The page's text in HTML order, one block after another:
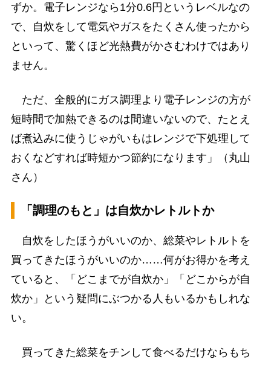
ずか。電子レンジなら1分0.6円というレベルなの
で、自炊をして電気やガスをたくさん使ったから
といって、驚くほど光熱費がかさむわけではあり
ません。
ただ、全般的にガス調理より電子レンジの方が
短時間で加熱できるのは間違いないので、たとえ
ば煮込みに使うじゃがいもはレンジで下処理して
おくなどすれば時短かつ節約になります」（丸山
さん）
「調理のもと」は自炊かレトルトか
自炊をしたほうがいいのか、総菜やレトルトを
買ってきたほうがいいのか……何がお得かを考え
ていると、「どこまでが自炊か」「どこからが自
炊か」という疑問にぶつかる人もいるかもしれな
い。
買ってきた総菜をチンして食べるだけならもち